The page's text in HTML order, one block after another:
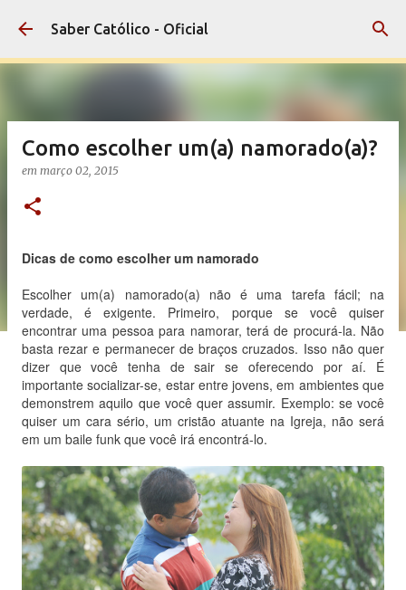
Pular para o conteúdo principal
Saber Católico - Oficial
Como escolher um(a) namorado(a)?
em março 02, 2015
Dicas de como escolher um namorado
Escolher um(a) namorado(a) não é uma tarefa fácil; na
verdade, é exigente. Primeiro, porque se você quiser
encontrar uma pessoa para namorar, terá de procurá-la. Não
basta rezar e permanecer de braços cruzados. Isso não quer
dizer que você tenha de sair se oferecendo por aí. É
importante socializar-se, estar entre jovens, em ambientes que
demonstrem aquilo que você quer assumir. Exemplo: se você
quiser um cara sério, um cristão atuante na Igreja, não será
em um baile funk que você irá encontrá-lo.